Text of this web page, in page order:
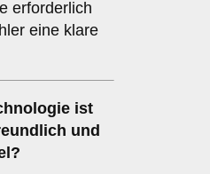
erforderlich
eine klare
ist
und